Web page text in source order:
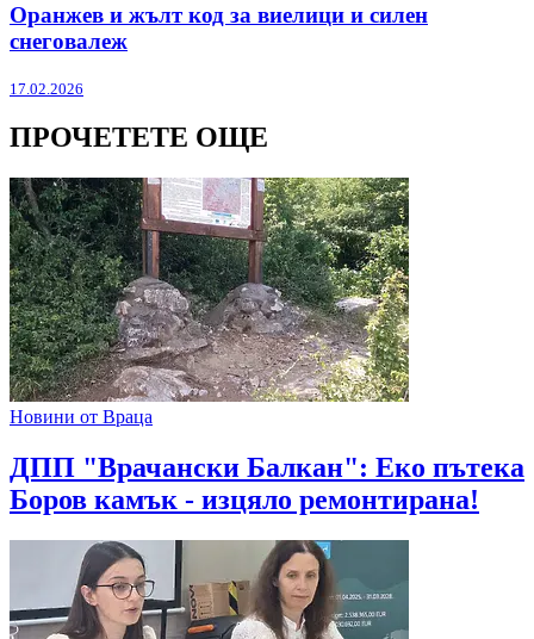
Оранжев и жълт код за виелици и силен
снеговалеж
17.02.2026
ПРОЧЕТЕТЕ ОЩЕ
Новини от Враца
ДПП "Врачански Балкан": Еко пътека
Боров камък - изцяло ремонтирана!